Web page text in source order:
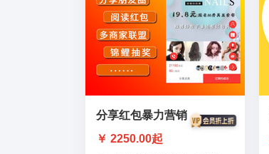
分享红包暴力营销
￥ 2250.00起